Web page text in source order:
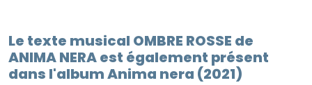
Le texte musical OMBRE ROSSE de
ANIMA NERA est également présent
dans l'album Anima nera (2021)